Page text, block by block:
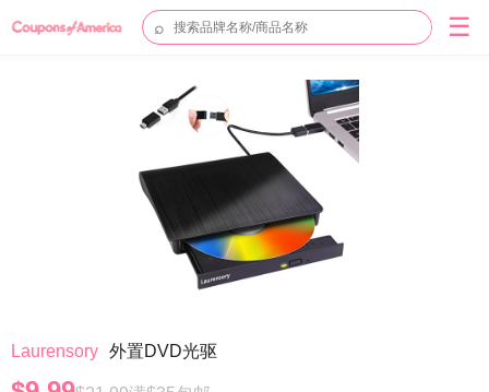
⌕ ☰
Laurensory 外置DVD光驱